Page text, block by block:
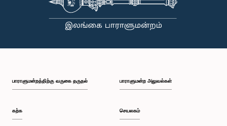
பாராளுமன்றத்திற்கு வருகை தருதல்
கற்க
பாராளுமன்ற அலுவல்கள்
செயலகம்